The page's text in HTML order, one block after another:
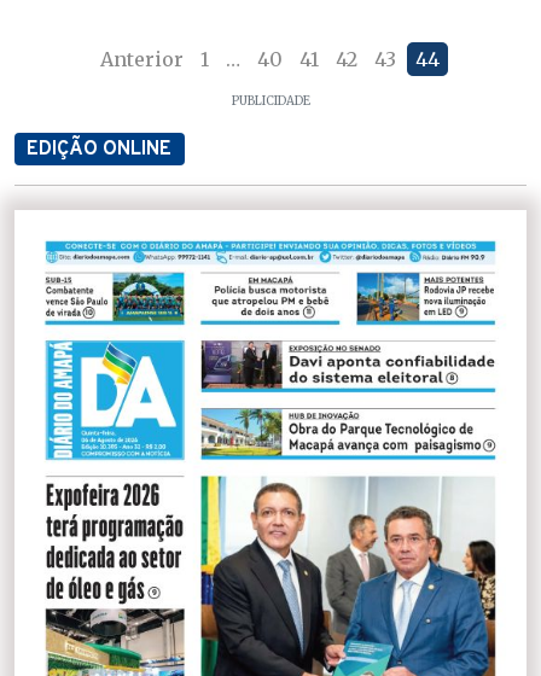
Anterior 1 … 40 41 42 43 44
PUBLICIDADE
EDIÇÃO ONLINE